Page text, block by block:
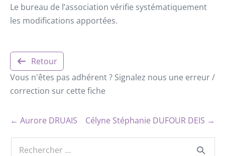
Le bureau de l’association vérifie systématiquement
les modifications apportées.
Retour
Vous n'êtes pas adhérent ? Signalez nous une erreur /
correction sur cette fiche
← Aurore DRUAIS Célyne Stéphanie DUFOUR DEIS →